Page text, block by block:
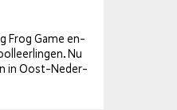
Frog Game en­
Nu
in Oost-Ne­der­